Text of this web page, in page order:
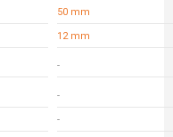
50 mm
12 mm
-
-
-